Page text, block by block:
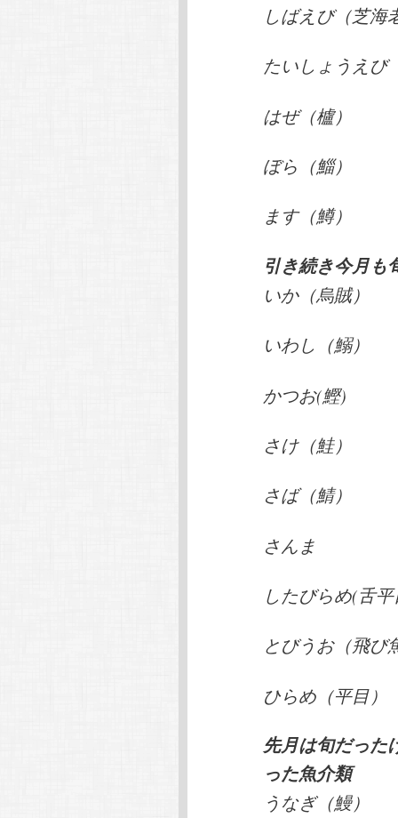
しばえび（芝海
たいしょうえび
はぜ（櫨）
ぼら（鯔）
ます（鱒）
引き続き今月も
いか（烏賊）
いわし（鰯）
かつお(鰹)
さけ（鮭）
さば（鯖）
さんま
したびらめ(舌
とびうお（飛び
ひらめ（平目）
先月は旬だった
った魚介類
うなぎ（鰻）